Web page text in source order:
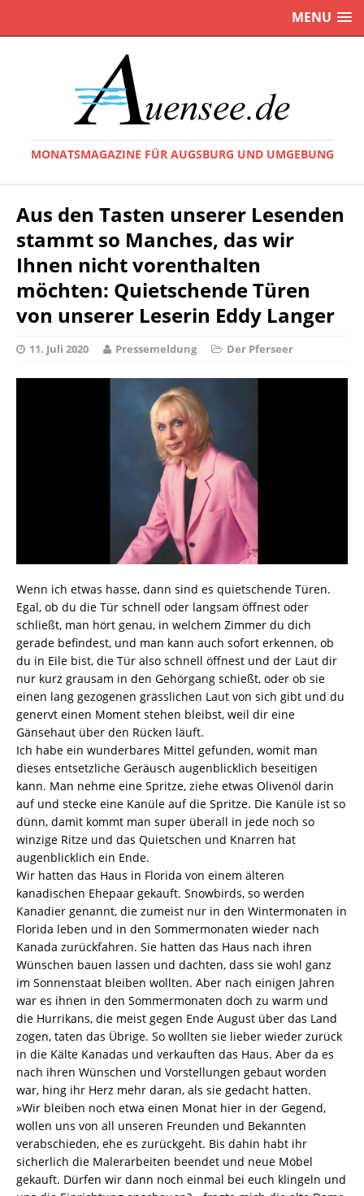
MENU
MONATSMAGAZINE FÜR AUGSBURG UND UMGEBUNG
Aus den Tasten unserer Lesenden
stammt so Manches, das wir
Ihnen nicht vorenthalten
möchten: Quietschende Türen
von unserer Leserin Eddy Langer
11. Juli 2020 Pressemeldung Der Pferseer
Wenn ich etwas hasse, dann sind es quietschende Türen.
Egal, ob du die Tür schnell oder langsam öffnest oder
schließt, man hört genau, in welchem Zimmer du dich
gerade befindest, und man kann auch sofort erkennen, ob
du in Eile bist, die Tür also schnell öffnest und der Laut dir
nur kurz grausam in den Gehörgang schießt, oder ob sie
einen lang gezogenen grässlichen Laut von sich gibt und du
genervt einen Moment stehen bleibst, weil dir eine
Gänsehaut über den Rücken läuft.
Ich habe ein wunderbares Mittel gefunden, womit man
dieses entsetzliche Geräusch augenblicklich beseitigen
kann. Man nehme eine Spritze, ziehe etwas Olivenöl darin
auf und stecke eine Kanüle auf die Spritze. Die Kanüle ist so
dünn, damit kommt man super überall in jede noch so
winzige Ritze und das Quietschen und Knarren hat
augenblicklich ein Ende.
Wir hatten das Haus in Florida von einem älteren
kanadischen Ehepaar gekauft. Snowbirds, so werden
Kanadier genannt, die zumeist nur in den Wintermonaten in
Florida leben und in den Sommermonaten wieder nach
Kanada zurückfahren. Sie hatten das Haus nach ihren
Wünschen bauen lassen und dachten, dass sie wohl ganz
im Sonnenstaat bleiben wollten. Aber nach einigen Jahren
war es ihnen in den Sommermonaten doch zu warm und
die Hurrikans, die meist gegen Ende August über das Land
zogen, taten das Übrige. So wollten sie lieber wieder zurück
in die Kälte Kanadas und verkauften das Haus. Aber da es
nach ihren Wünschen und Vorstellungen gebaut worden
war, hing ihr Herz mehr daran, als sie gedacht hatten.
»Wir bleiben noch etwa einen Monat hier in der Gegend,
wollen uns von all unseren Freunden und Bekannten
verabschieden, ehe es zurückgeht. Bis dahin habt ihr
sicherlich die Malerarbeiten beendet und neue Möbel
gekauft. Dürfen wir dann noch einmal bei euch klingeln und